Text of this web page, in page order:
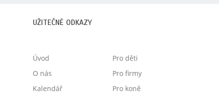
UŽITEČNÉ ODKAZY
Úvod
O nás
Kalendář
Pro děti
Pro firmy
Pro koně